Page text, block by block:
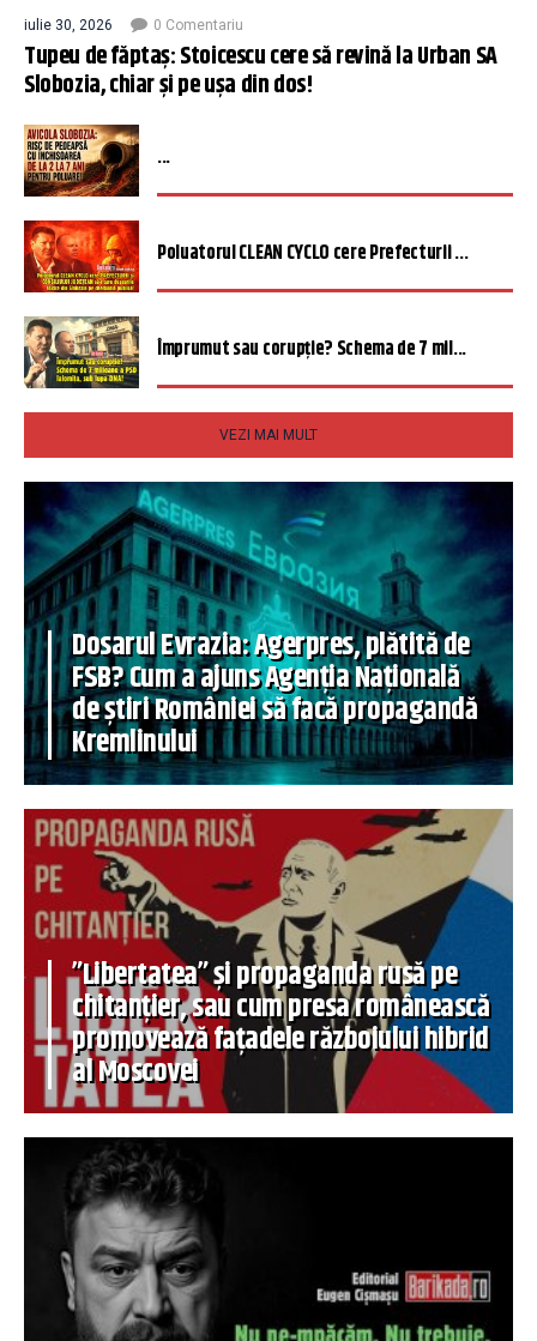
iulie 30, 2026 0 Comentariu
Tupeu de făptaș: Stoicescu cere să revină la Urban SA
Slobozia, chiar și pe ușa din dos!
...
Poluatorul CLEAN CYCLO cere Prefecturii ...
Împrumut sau corupție? Schema de 7 mil...
VEZI MAI MULT
Dosarul Evrazia: Agerpres, plătită de
FSB? Cum a ajuns Agenția Națională
de știri României să facă propagandă
Kremlinului
”Libertatea” și propaganda rusă pe
chitanțier, sau cum presa românească
promovează fațadele războiului hibrid
al Moscovei